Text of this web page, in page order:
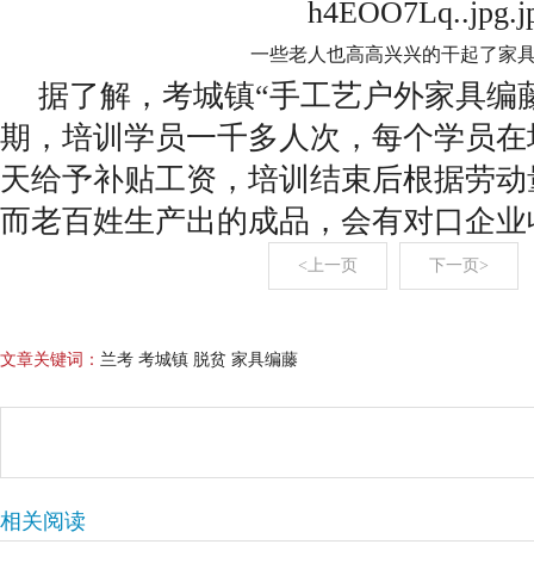
一些老人也高高兴兴的干起了家
据了解，考城镇“手工艺户外家具编
期，培训学员一千多人次，每个学员
天给予补贴工资，培训结束后根据劳
而老百姓生产出的成品，会有对口企
<上一页 下一页>
文章关键词： 兰考 考城镇 脱贫 家具编藤
相关阅读